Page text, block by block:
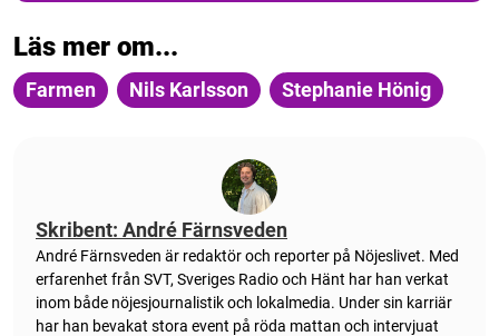
Läs mer om...
Farmen Nils Karlsson Stephanie Hönig
Skribent: André Färnsveden
André Färnsveden är redaktör och reporter på Nöjeslivet. Med
erfarenhet från SVT, Sveriges Radio och Hänt har han verkat
inom både nöjesjournalistik och lokalmedia. Under sin karriär
har han bevakat stora event på röda mattan och intervjuat